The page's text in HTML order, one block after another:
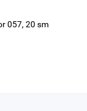
057, 20 sm